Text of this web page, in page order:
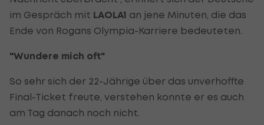
im Gespräch mit LAOLA1 an jene Minuten, die das
Ende von Rogans Olympia-Karriere bedeuteten.
"Wundere mich oft"
So sehr sich der 22-Jährige über das unverhoffte
Final-Ticket freute, verstehen konnte er es auch
am Tag danach noch nicht.